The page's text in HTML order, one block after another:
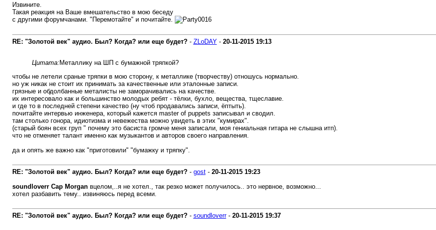
Извините.
Такая реакция на Ваше вмешательство в мою беседу
с другими форумчанами. "Перемотайте" и почитайте.
RE: "Золотой век" аудио. Был? Когда? или еще будет?- ZLoDAY- 20-11-2015 19:13
Цитата: Металлику на ШП с бумажной тряпкой?
чтобы не летели сраные тряпки в мою сторону, к металлике (творчеству) отношусь нормально.
но уж никак не стоит их принимать за качественные или эталонные записи.
грязные и обдолбанные металисты не заморачивались на качестве.
их интересовало как и большинство молодых ребят - тёлки, бухло, вещества, тщеславие.
и где то в последней степени качество (ну чтоб продавались записи, ёптыть).
почитайте интервью инженера, который кажется master of puppets записывал и сводил.
там столько гонора, идиотизма и невежества можно увидеть в этих "кумирах".
(старый боян всех груп " почему это басиста громче меня записали, моя гениальная гитара не слышна итп).
что не отменяет талант именно как музыкантов и авторов своего направления.
да и опять же важно как "приготовили" "бумажку и тряпку".
RE: "Золотой век" аудио. Был? Когда? или еще будет?- gost- 20-11-2015 19:23
soundloverr Cap Morganвцелом,..я не хотел., так резко может получилось.. это нервное, возможно...
хотел разбавить тему.. извиняюсь перед всеми.
RE: "Золотой век" аудио. Был? Когда? или еще будет?- soundloverr- 20-11-2015 19:37